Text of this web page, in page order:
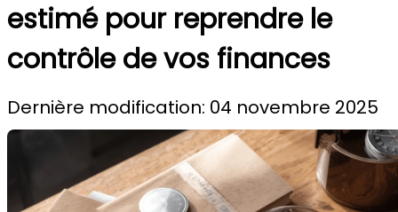
estimé pour reprendre le
contrôle de vos finances
Dernière modification: 04 novembre 2025